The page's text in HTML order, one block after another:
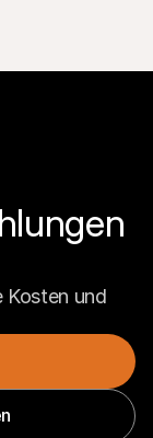
Kosten und